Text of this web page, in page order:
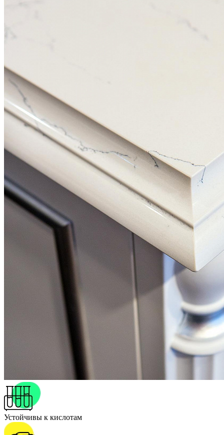
Устойчивы к кислотам